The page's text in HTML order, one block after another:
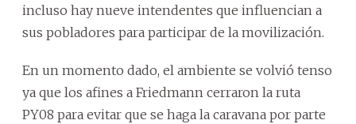
incluso hay nueve intendentes que influencian a
sus pobladores para participar de la movilización.
En un momento dado, el ambiente se volvió tenso
ya que los afines a Friedmann cerraron la ruta
PY08 para evitar que se haga la caravana por parte